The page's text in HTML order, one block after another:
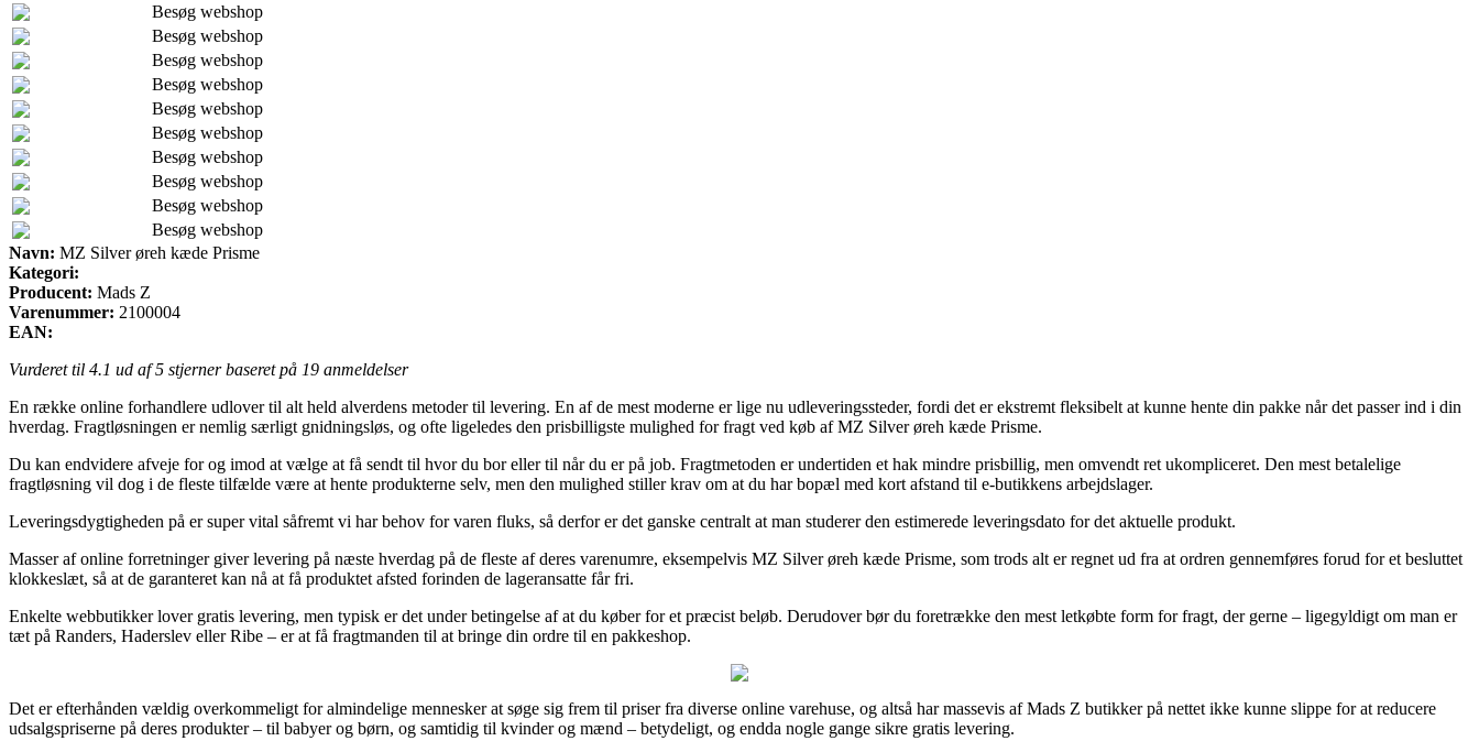
Besøg webshop
Besøg webshop
Besøg webshop
Besøg webshop
Besøg webshop
Besøg webshop
Besøg webshop
Besøg webshop
Besøg webshop
Besøg webshop
Navn: MZ Silver øreh kæde Prisme
Kategori:
Producent: Mads Z
Varenummer: 2100004
EAN:
Vurderet til 4.1 ud af 5 stjerner baseret på 19 anmeldelser
En række online forhandlere udlover til alt held alverdens metoder til levering. En af de mest moderne er lige nu udleveringssteder, fordi det er ekstremt fleksibelt at kunne hente din pakke når det passer ind i din
hverdag. Fragtløsningen er nemlig særligt gnidningsløs, og ofte ligeledes den prisbilligste mulighed for fragt ved køb af MZ Silver øreh kæde Prisme.
Du kan endvidere afveje for og imod at vælge at få sendt til hvor du bor eller til når du er på job. Fragtmetoden er undertiden et hak mindre prisbillig, men omvendt ret ukompliceret. Den mest betalelige
fragtløsning vil dog i de fleste tilfælde være at hente produkterne selv, men den mulighed stiller krav om at du har bopæl med kort afstand til e-butikkens arbejdslager.
Leveringsdygtigheden på er super vital såfremt vi har behov for varen fluks, så derfor er det ganske centralt at man studerer den estimerede leveringsdato for det aktuelle produkt.
Masser af online forretninger giver levering på næste hverdag på de fleste af deres varenumre, eksempelvis MZ Silver øreh kæde Prisme, som trods alt er regnet ud fra at ordren gennemføres forud for et besluttet
klokkeslæt, så at de garanteret kan nå at få produktet afsted forinden de lageransatte får fri.
Enkelte webbutikker lover gratis levering, men typisk er det under betingelse af at du køber for et præcist beløb. Derudover bør du foretrække den mest letkøbte form for fragt, der gerne – ligegyldigt om man er
tæt på Randers, Haderslev eller Ribe – er at få fragtmanden til at bringe din ordre til en pakkeshop.
Det er efterhånden vældig overkommeligt for almindelige mennesker at søge sig frem til priser fra diverse online varehuse, og altså har massevis af Mads Z butikker på nettet ikke kunne slippe for at reducere
udsalgspriserne på deres produkter – til babyer og børn, og samtidig til kvinder og mænd – betydeligt, og endda nogle gange sikre gratis levering.